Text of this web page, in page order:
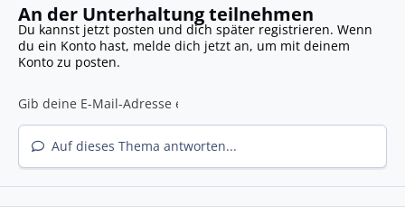
An der Unterhaltung teilnehmen
Du kannst jetzt posten und dich später registrieren. Wenn
du ein Konto hast, melde dich jetzt an, um mit deinem
Konto zu posten.
Auf dieses Thema antworten...